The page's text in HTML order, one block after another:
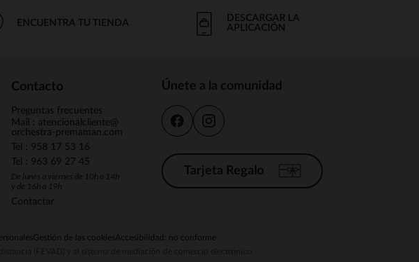
ENCUENTRA TU TIENDA
DESCARGAR LA
APLICACIÓN
Contacto
Preguntas frecuentes
Mail : atencionalcliente@
orchestra-premaman.com
Tel : 958 17 53 16
Tel : 963 69 27 45
De lunes a viernes de 10h a 14h
y de 16h a 19h
Contactar
Únete a la comunidad
Tarjeta Regalo
Gestión de las cookiesAccesibilidad: no conforme